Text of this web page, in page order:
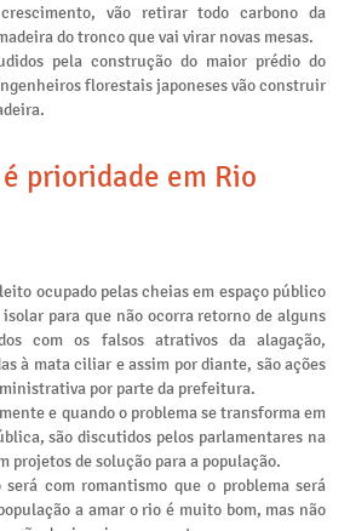
vão retirar todo carbono da
do tronco que vai virar novas mesas.
pela construção do maior prédio do
florestais japoneses vão construir
prioridade em Rio
ocupado pelas cheias em espaço público
isolar para que não ocorra retorno de alguns
com os falsos atrativos da alagação,
à mata ciliar e assim por diante, são ações
por parte da prefeitura.
e quando o problema se transforma em
são discutidos pelos parlamentares na
projetos de solução para a população.
será com romantismo que o problema será
a amar o rio é muito bom, mas não